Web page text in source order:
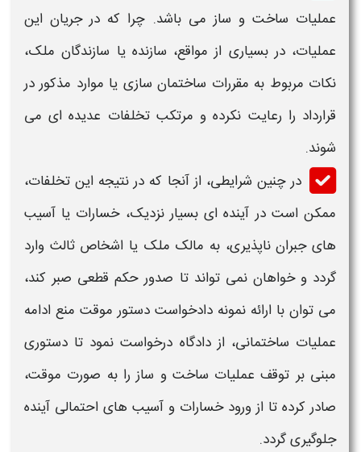
عملیات ساخت و سازمی باشد. چرا که در جریان این
عملیات، در بسیاری از مواقع، سازنده یا سازندگان ملک،
نکات مربوط به مقررات ساختمان سازی یا موارد مذکور در
قرارداد را رعایت نکرده و مرتکب تخلفات عدیده ای می
شوند.
در چنین شرایطی، از آنجا که در نتیجه این تخلفات،
ممکن است در آینده ای بسیار نزدیک، خسارات یا آسیب
های جبران ناپذیری، به مالک ملک یا اشخاص ثالث وارد
گردد و خواهان نمی تواند تا صدور حکم قطعی صبر کند،
می توان با ارائه نمونه دادخواست دستور موقت منع ادامه
عملیات ساختمانی، از دادگاه درخواست نمود تا دستوری
مبنی بر توقف عملیات ساخت و ساز را به صورت موقت،
صادر کرده تا از ورود خسارات و آسیب های احتمالی آینده
جلوگیری گردد.